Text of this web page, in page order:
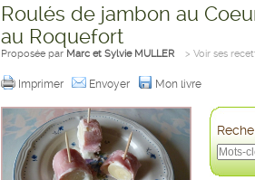
Roulés de jambon au
au Roquefort
Proposée par Marc et Sylvie MULLER > Voir ses
Imprimer Envoyer Mon livre